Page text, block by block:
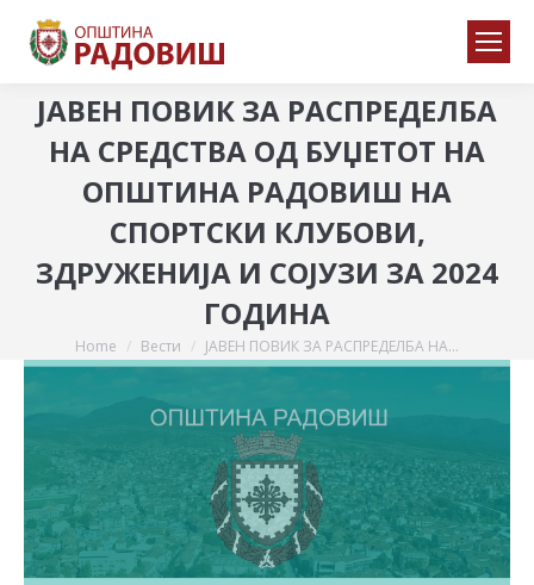
JАВЕН ПОВИК ЗА РАСПРЕДЕЛБА
НА СРЕДСТВА ОД БУЏЕТОТ НА
ОПШТИНА РАДОВИШ НА
СПОРТСКИ КЛУБОВИ,
ЗДРУЖЕНИЈА И СОЈУЗИ ЗА 2024
ГОДИНА
You are here:
Home Вести JАВЕН ПОВИК ЗА РАСПРЕДЕЛБА НА…